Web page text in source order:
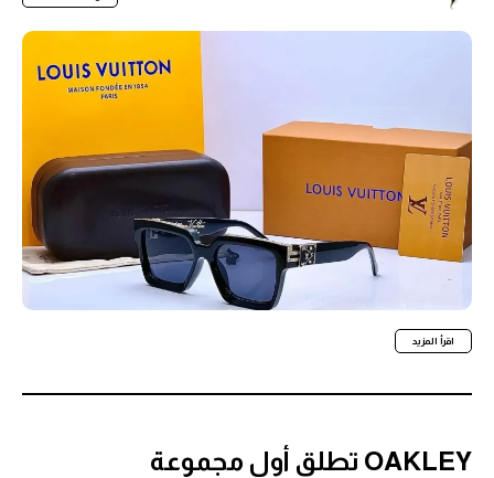
اقرأ المزيد
OAKLEY تطلق أول مجموعة